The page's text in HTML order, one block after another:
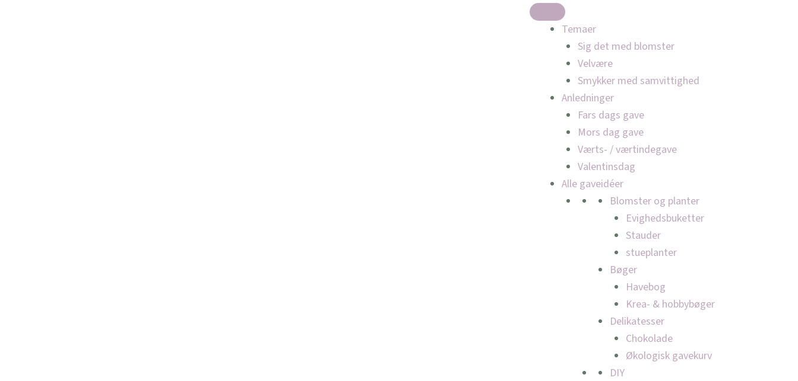
Temaer
Sig det med blomster
Velvære
Smykker med samvittighed
Anledninger
Fars dags gave
Mors dag gave
Værts- / værtindegave
Valentinsdag
Alle gaveidéer
Blomster og planter
Evighedsbuketter
Stauder
stueplanter
Bøger
Havebog
Krea- & hobbybøger
Delikatesser
Chokolade
Økologisk gavekurv
DIY